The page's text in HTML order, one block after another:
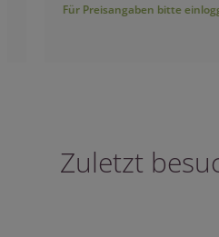
Für Preisangaben bitte einloggen!
Zuletzt